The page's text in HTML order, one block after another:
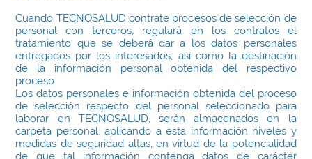
Cuando TECNOSALUD contrate procesos de selección de
personal con terceros, regulará en los contratos el
tratamiento que se deberá dar a los datos personales
entregados por los interesados, así como la destinación
de la información personal obtenida del respectivo
proceso.
Los datos personales e información obtenida del proceso
de selección respecto del personal seleccionado para
laborar en TECNOSALUD, serán almacenados en la
carpeta personal, aplicando a esta información niveles y
medidas de seguridad altas, en virtud de la potencialidad
de que tal información contenga datos de carácter